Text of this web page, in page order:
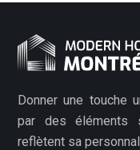
Donner une touche
par des éléments
reflètent sa